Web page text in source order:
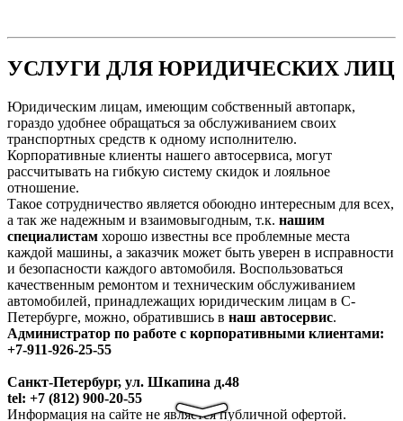
УСЛУГИ ДЛЯ ЮРИДИЧЕСКИХ ЛИЦ
Юридическим лицам, имеющим собственный автопарк,
гораздо удобнее обращаться за обслуживанием своих
транспортных средств к одному исполнителю.
Корпоративные клиенты нашего автосервиса, могут
рассчитывать на гибкую систему скидок и лояльное
отношение.
Такое сотрудничество является обоюдно интересным для всех,
а так же надежным и взаимовыгодным, т.к. нашим
специалистам хорошо известны все проблемные места
каждой машины, а заказчик может быть уверен в исправности
и безопасности каждого автомобиля. Воспользоваться
качественным ремонтом и техническим обслуживанием
автомобилей, принадлежащих юридическим лицам в С-
Петербурге, можно, обратившись в наш автосервис.
Администратор по работе с корпоративными клиентами:
+7-911-926-25-55
Санкт-Петербург, ул. Шкапина д.48
tel: +7 (812) 900-20-55
Информация на сайте не является публичной офертой.